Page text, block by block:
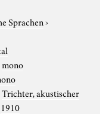
Sprachen›
mono
Trichter, akustischer
1910